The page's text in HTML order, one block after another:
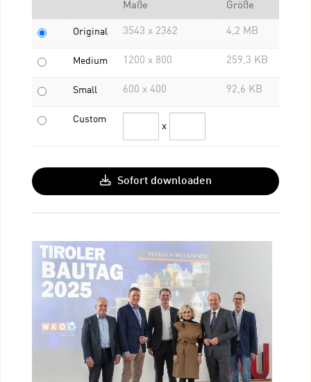
Maße Größe
Original 3543 x 2362 4,2 MB
Medium 1200 x 800 259,3 KB
Small 600 x 400 92,6 KB
Custom
x
Sofort downloaden